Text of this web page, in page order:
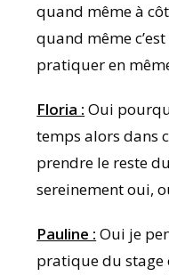
quand même à
quand même
pratiquer en
Floria : Oui
temps alors dans
prendre le reste
sereinement oui,
Pauline : Oui je
pratique du stage